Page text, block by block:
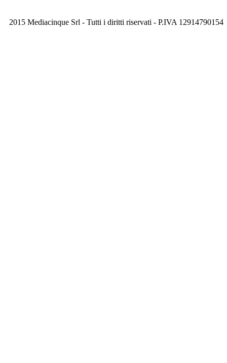
2015 Mediacinque Srl - Tutti i diritti riservati - P.IVA 12914790154